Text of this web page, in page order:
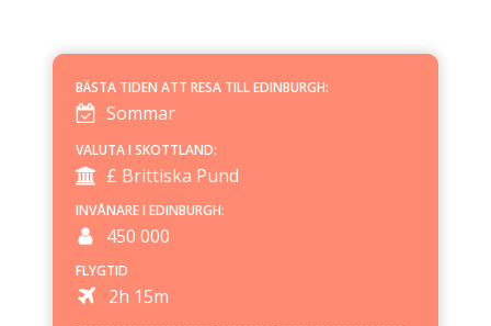
BÄSTA TIDEN ATT RESA TILLEDINBURGH:
Sommar
VALUTA I SKOTTLAND:
£ Brittiska Pund
INVÅNARE I EDINBURGH:
450 000
FLYGTID
2h 15m